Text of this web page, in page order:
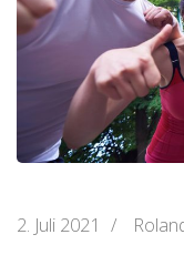
2. Juli 2021 /